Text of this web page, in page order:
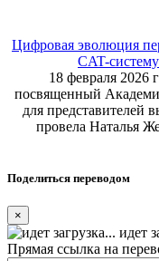
Цифровая эволюция
CAT-
18 февраля 2026
посвященный
для представителей
провела Наталья
Поделиться переводом
×
идет
Прямая ссылка на